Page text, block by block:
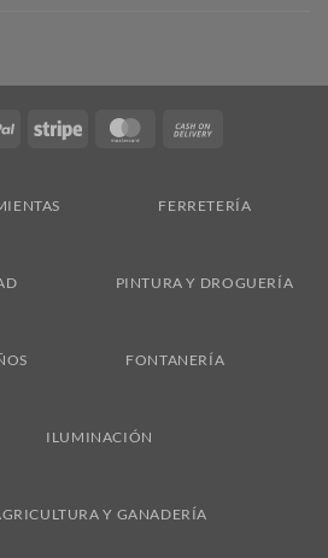
PayPal Stripe MasterCard
FERRETERÍA
PINTURA Y DROGUERÍA
FONTANERÍA
ILUMINACIÓN
Y GANADERÍA